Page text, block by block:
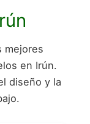
mejores
en Irún.
diseño y la